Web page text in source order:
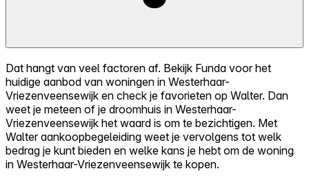
Dat hangt van veel factoren af. Bekijk Funda voor het
huidige aanbod van woningen in Westerhaar-
Vriezenveensewijk en check je favorieten op Walter. Dan
weet je meteen of je droomhuis in Westerhaar-
Vriezenveensewijk het waard is om te bezichtigen. Met
Walter aankoopbegeleiding weet je vervolgens tot welk
bedrag je kunt bieden en welke kans je hebt om de woning
in Westerhaar-Vriezenveensewijk te kopen.